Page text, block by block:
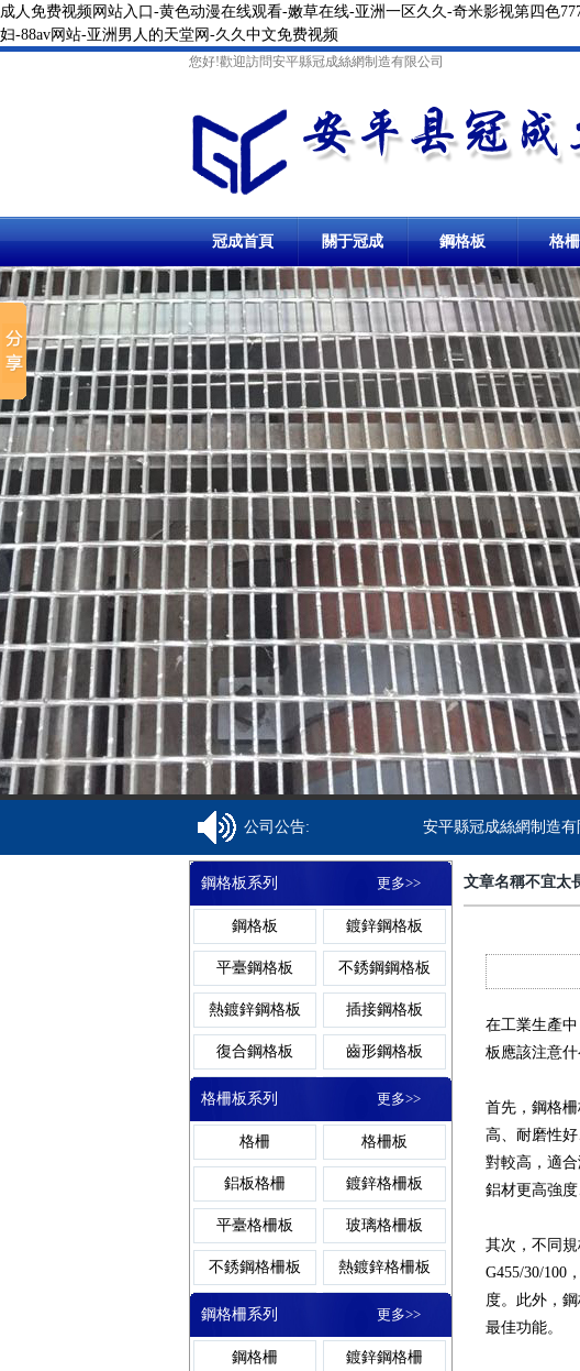
成人免费视频网站入口-黄色动漫在线观看-嫩草在线-亚洲一区久久-奇米影视第四色
妇-88av网站-亚洲男人的天堂网-久久中文免费视频
您好!歡迎訪問安平縣冠成絲網制造有限公司
冠成首頁 關于冠成 鋼格板 卸油臺
棧橋
網格
鋁
鋁
網
鋼格板
異形
噴漆
密型鋼
格
鋼格柵板 冷鍍鋅鋼格柵板
停車場鋼格柵板
異型鋼格柵板
焊接鋼格柵板
齒形鋼格柵板
復合鋼格柵板
熱鍍鋅鋼格柵板
不銹鋼格柵板
防滑鋼格柵板
插接鋼格柵板
溝蓋板 防滑溝蓋板
溝蓋板鋼格板
熱鍍鋅溝蓋板
金屬溝蓋板
異型溝蓋板
鋼格柵溝蓋板
網格溝蓋板
樹池溝蓋板
排水溝蓋板
雨水篦子
樹池蓋板
踏步板 熱鍍鋅
鋼梯
金屬
齒形
網格踏
鍍鋅踏
防滑踏
樓梯
踏板
插
球接
公司公告: 安平縣冠成絲網制造有限
鋼格板系列 更多>>
鋼格板 鍍鋅鋼格板
平臺鋼格板 不銹鋼鋼格板
熱鍍鋅鋼格板 插接鋼格板
復合鋼格板 齒形鋼格板
熱浸鋅鋼格板 電鍍鋅鋼格板
防滑鋼格板 重型鋼格板
鋁板鋼格板 吊頂鋼格板
壓焊鋼格板 對插鋼格板
鋼格板吊頂 鋼格板護欄
鋼格板蓋板
鋼格板平臺 扇形鋼格板
格柵板系列 更多>>
格柵 格柵板
鋁板格柵 鍍鋅格柵板
平臺格柵板 玻璃格柵板
不銹鋼格柵板 熱鍍鋅格柵板
防滑格柵板 插接格柵板
格柵板平臺 齒形格柵板
鋼格柵系列 更多>>
鋼格柵 鍍鋅鋼格柵
文章名稱不宜太
在工業生產中
板 應該注意
首先， 鋼格柵
高、耐磨性
對較高，適
鋁材更高強
其次，不同規
G455/30/100
度。此外，
最佳功能。